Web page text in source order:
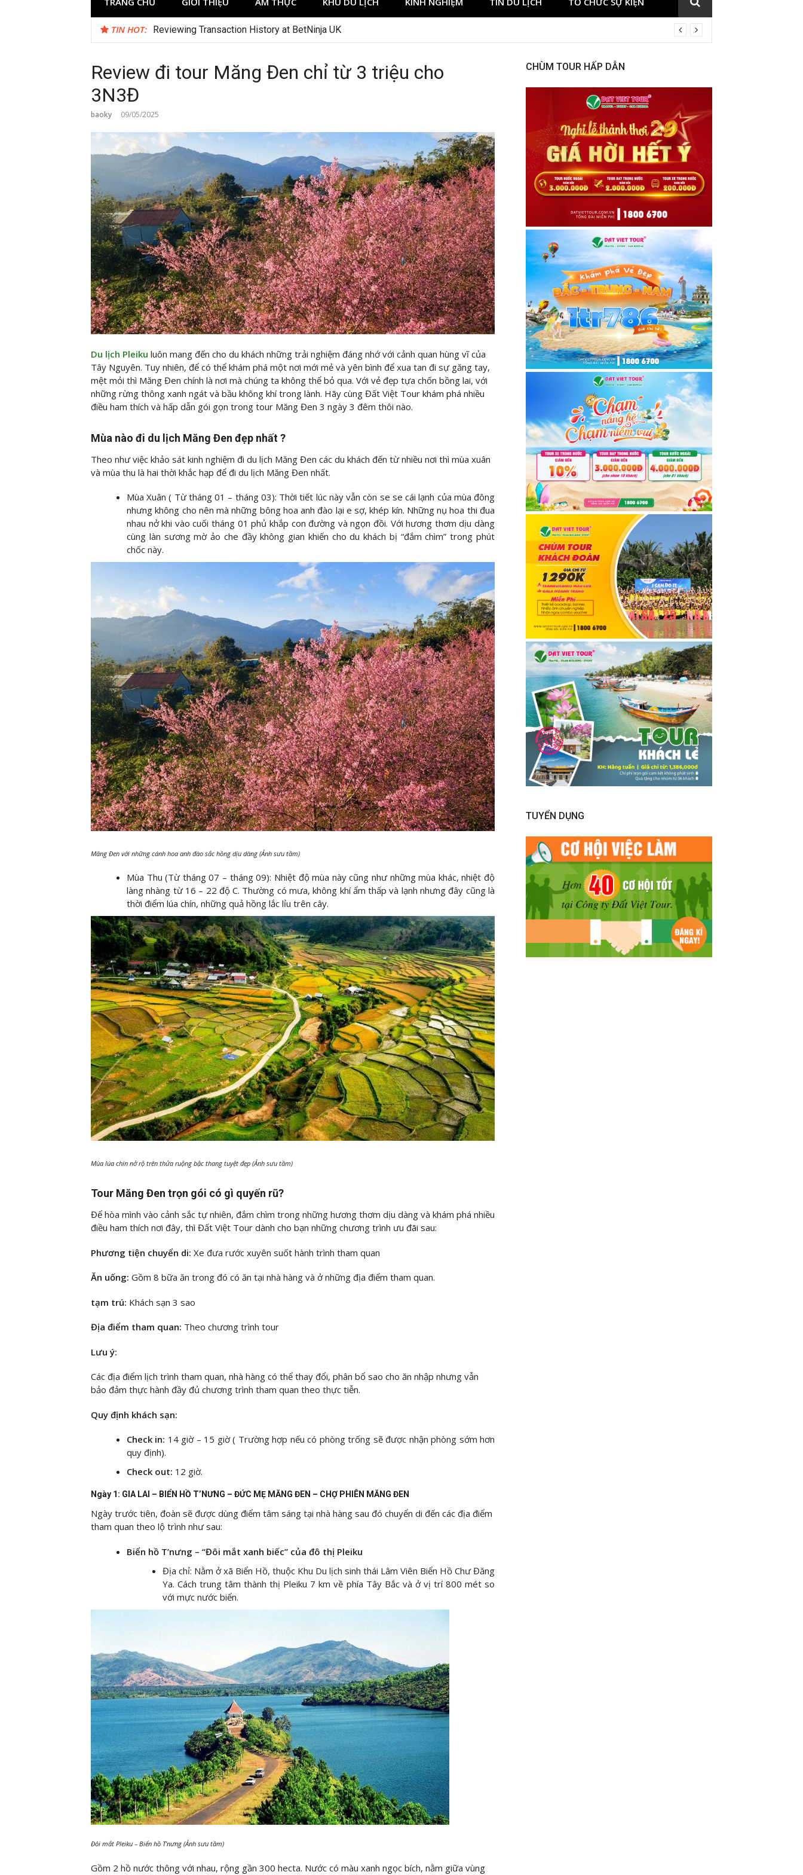
TIN HOT: Test
Reviewing Transaction History at BetNinja UK
Review đi tour Măng Đen chỉ từ 3 triệu cho
3N3Đ
baoky 09/05/2025
Du lịch Pleiku luôn mang đến cho du khách những trải nghiệm đáng nhớ với cảnh quan hùng vĩ của
Tây Nguyên. Tuy nhiên, để có thể khám phá một nơi mới mẻ và yên bình để xua tan đi sự găng tay,
mệt mỏi thì Măng Đen chính là nơi mà chúng ta không thể bỏ qua. Với vẻ đẹp tựa chốn bồng lai, với
những rừng thông xanh ngát và bầu không khí trong lành. Hãy cùng Đất Việt Tour khám phá nhiều
điều ham thích và hấp dẫn gói gọn trong tour Măng Đen 3 ngày 3 đêm thôi nào.
Mùa nào đi du lịch Măng Đen đẹp nhất ?
Theo như việc khảo sát kinh nghiệm đi du lịch Măng Đen các du khách đến từ nhiều nơi thì mùa xuân
và mùa thu là hai thời khắc hạp để đi du lịch Măng Đen nhất.
Mùa Xuân ( Từ tháng 01 – tháng 03): Thời tiết lúc này vẫn còn se se cái lạnh của mùa đông
nhưng không cho nên mà những bông hoa anh đào lại e sợ, khép kín. Những nụ hoa thi đua
nhau nở khi vào cuối tháng 01 phủ khắp con đường và ngọn đồi. Với hương thơm dịu dàng
cùng làn sương mờ ảo che đầy không gian khiến cho du khách bị “đắm chìm” trong phút
chốc này.
Măng Đen với những cánh hoa anh đào sắc hồng dịu dàng (Ảnh sưu tầm)
Mùa Thu (Từ tháng 07 – tháng 09): Nhiệt độ mùa này cũng như những mùa khác, nhiệt độ
làng nhàng từ 16 – 22 độ C. Thường có mưa, không khí ẩm thấp và lạnh nhưng đây cũng là
thời điểm lúa chín, những quả hồng lắc lỉu trên cây.
Mùa lúa chín nở rộ trên thửa ruộng bậc thang tuyệt đẹp (Ảnh sưu tầm)
Tour Măng Đen trọn gói có gì quyến rũ?
Để hòa mình vào cảnh sắc tự nhiên, đắm chìm trong những hương thơm dịu dàng và khám phá nhiều
điều ham thích nơi đây, thì Đất Việt Tour dành cho bạn những chương trình ưu đãi sau:
Phương tiện chuyển di: Xe đưa rước xuyên suốt hành trình tham quan
Ăn uống: Gồm 8 bữa ăn trong đó có ăn tại nhà hàng và ở những địa điểm tham quan.
tạm trú: Khách sạn 3 sao
Địa điểm tham quan: Theo chương trình tour
Lưu ý:
Các địa điểm lịch trình tham quan, nhà hàng có thể thay đổi, phân bổ sao cho ăn nhập nhưng vẫn
bảo đảm thực hành đầy đủ chương trình tham quan theo thực tiễn.
Quy định khách sạn:
Check in: 14 giờ – 15 giờ ( Trường hợp nếu có phòng trống sẽ được nhận phòng sớm hơn
quy định).
Check out: 12 giờ.
Ngày 1: GIA LAI – BIỂN HỒ T’NƯNG – ĐỨC MẸ MĂNG ĐEN – CHỢ PHIÊN MĂNG ĐEN
Ngày trước tiên, đoàn sẽ được dùng điểm tâm sáng tại nhà hàng sau đó chuyển di đến các địa điểm
tham quan theo lộ trình như sau:
Biển hồ T’nưng – “Đôi mắt xanh biếc” của đô thị Pleiku
Địa chỉ: Nằm ở xã Biển Hồ, thuộc Khu Du lịch sinh thái Lâm Viên Biển Hồ Chư Đăng
Ya. Cách trung tâm thành thị Pleiku 7 km về phía Tây Bắc và ở vị trí 800 mét so
với mực nước biển.
Đôi mắt Pleiku – Biển hồ T’nưng (Ảnh sưu tầm)
Gồm 2 hồ nước thông với nhau, rộng gần 300 hecta. Nước có màu xanh ngọc bích, nằm giữa vùng
CHÙM TOUR HẤP DẪN
TUYỂN DỤNG